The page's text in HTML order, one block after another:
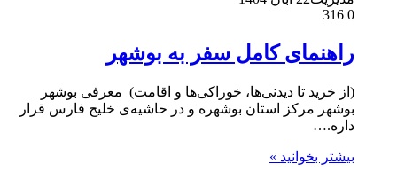
0
راهنمای کامل سفر به بوشهر
(از خرید تا دیدنی‌ها، خوراکی‌ها و اقامت) معرفی بوشهر
بوشهر مرکز استان بوشهره و در حاشیه‌ی خلیج فارس قرار
داره.…
بیشتر بخوانید »